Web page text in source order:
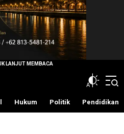
Hukum Politik Pendidikan